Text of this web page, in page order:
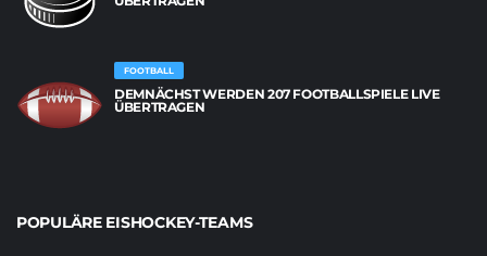
FOOTBALL
DEMNÄCHST WERDEN 207 FOOTBALLSPIELE LIVE
ÜBERTRAGEN
POPULÄRE EISHOCKEY-TEAMS